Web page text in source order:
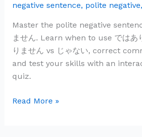
negative sentence, polite negative,
Master the polite negative
ません. Learn when to use ではあ
りません vs じゃない, correct
and test your skills with an
quiz.
B
で
は
あ
ん
Read More »